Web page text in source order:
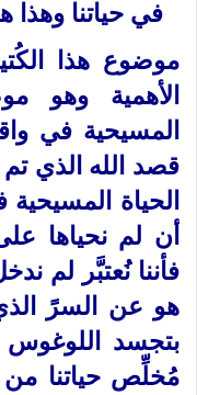
في حياتنا
موضوع هذا
الأهمية وهو
المسيحية في
قصد الله الذي
الحياة المسيحية
أن لم نحياها
فأننا نُعتبَّر لم
هو عن السرً
بتجسد
مُخلِّص حياتنا من